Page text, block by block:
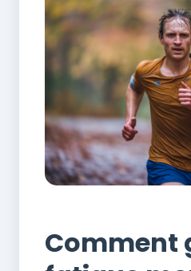
Comment